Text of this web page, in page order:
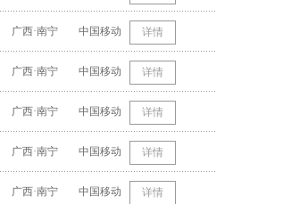
广西·南宁 中国移动 详情
广西·南宁 中国移动 详情
广西·南宁 中国移动 详情
广西·南宁 中国移动 详情
广西·南宁 中国移动 详情